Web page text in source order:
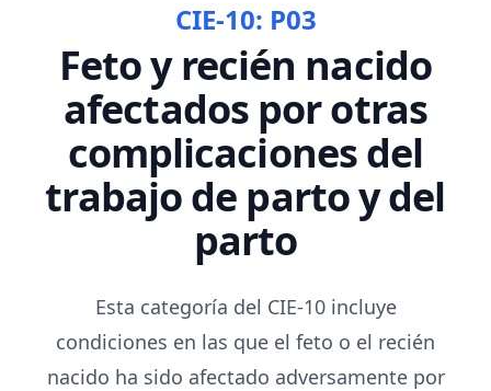
CIE-10: P03
Feto y recién nacido
afectados por otras
complicaciones del
trabajo de parto y del
parto
Esta categoría del CIE-10 incluye
condiciones en las que el feto o el recién
nacido ha sido afectado adversamente por